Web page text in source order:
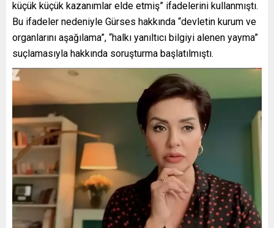
küçük küçük kazanımlar elde etmiş” ifadelerini kullanmıştı.
Bu ifadeler nedeniyle Gürses hakkında “devletin kurum ve
organlarını aşağılama”, “halkı yanıltıcı bilgiyi alenen yayma”
suçlamasıyla hakkında soruşturma başlatılmıştı.